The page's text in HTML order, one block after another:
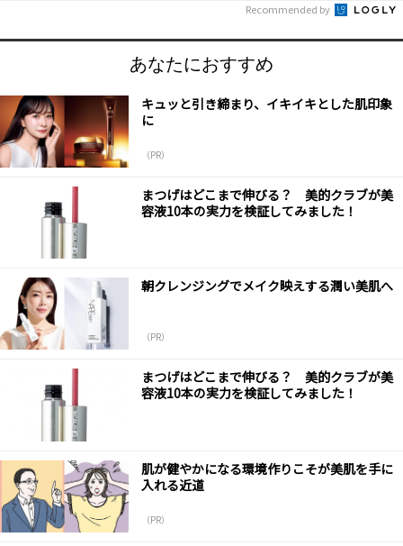
Recommended by
あなたにおすすめ
キュッと引き締まり、イキイキとした肌印象
に
（PR）
まつげはどこまで伸びる？ 美的クラブが美
容液10本の実力を検証してみました！
朝クレンジングでメイク映えする潤い美肌へ
（PR）
まつげはどこまで伸びる？ 美的クラブが美
容液10本の実力を検証してみました！
肌が健やかになる環境作りこそが美肌を手に
入れる近道
（PR）